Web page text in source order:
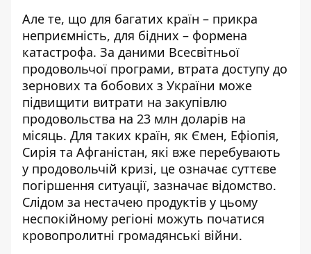
Але те, що для багатих країн – прикра
неприємність, для бідних – формена
катастрофа. За даними Всесвітньої
продовольчої програми, втрата доступу до
зернових та бобових з України може
підвищити витрати на закупівлю
продовольства на 23 млн доларів на
місяць. Для таких країн, як Ємен, Ефіопія,
Сирія та Афганістан, які вже перебувають
у продовольчій кризі, це означає суттєве
погіршення ситуації, зазначає відомство.
Слідом за нестачею продуктів у цьому
неспокійному регіоні можуть початися
кровопролитні громадянські війни.